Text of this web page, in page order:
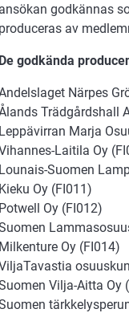
ansökan godkännas
produceras av
De godkända
Närpes
Trädgårdshall
Leppävirran Marja
Laitila Oy
Lounais-Suomen
Kieku Oy (FI011)
Potwell Oy (FI012)
Milkenture Oy (FI014)
Vilja-Aitta Oy